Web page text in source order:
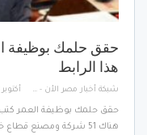
حقق حلمك بوظيفة
هذا الرابط
شبكة أخبار مصر الأن - Egypt News Network Now أكتوبر 18, 2020
حقق حلمك بوظيفة العمر كتب :
هناك 51 شركة ومصنع